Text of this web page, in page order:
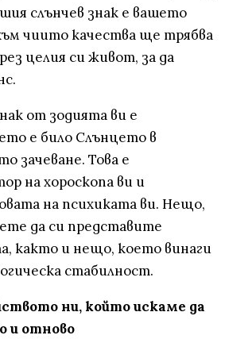
слънчев знак е вашето
чиито качества ще трябва
целия си живот, за да
от зодията ви е
е било Слънцето в
зачеване. Това е
на хороскопа ви и
на психиката ви. Нещо,
да си представите
както и нещо, което винаги
стабилност.
ни, който искаме да
и отново